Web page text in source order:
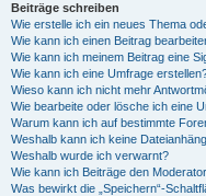
Beiträge schreiben
Wie erstelle ich ein neues Thema
Wie kann ich einen Beitrag
Wie kann ich meinem Beitrag eine
Wie kann ich eine Umfrage
Wieso kann ich nicht mehr
Wie bearbeite oder lösche ich eine
Warum kann ich auf bestimmte
Weshalb kann ich keine
Weshalb wurde ich verwarnt?
Wie kann ich Beiträge den
Was bewirkt die „Speichern“-